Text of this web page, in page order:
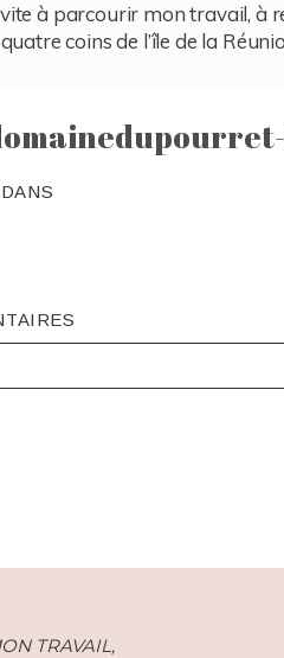
à parcourir mon travail, à
coins de l’île de la
TRAVAIL,